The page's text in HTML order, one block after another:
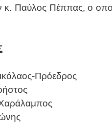
κ. Παύλος Πέππας, ο
Πρόεδρος